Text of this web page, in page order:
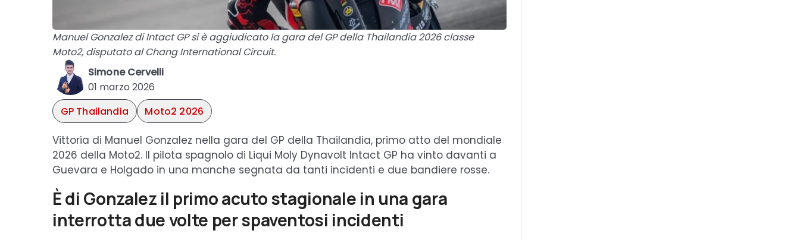
Manuel Gonzalez di Intact GP si è aggiudicato la gara del GP della Thailandia 2026 classe
Moto2, disputato al Chang International Circuit.
Simone Cervelli
01 marzo 2026
GP Thailandia
Moto2 2026
Vittoria di Manuel Gonzalez nella gara del GP della Thailandia, primo atto del mondiale
2026 della Moto2. Il pilota spagnolo di Liqui Moly Dynavolt Intact GP ha vinto davanti a
Guevara e Holgado in una manche segnata da tanti incidenti e due bandiere rosse.
È di Gonzalez il primo acuto stagionale in una gara
interrotta due volte per spaventosi incidenti